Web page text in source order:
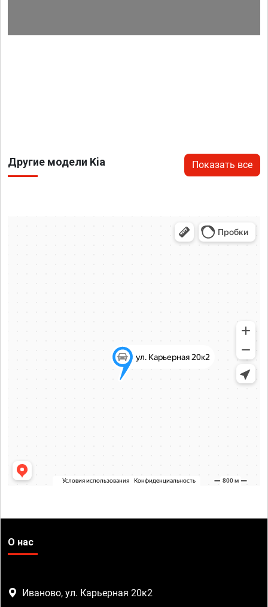
Другие модели Kia Показать все
О нас
Иваново, ул. Карьерная 20к2